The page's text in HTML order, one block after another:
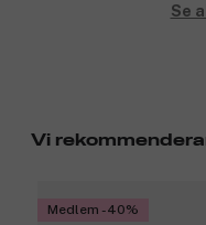
Se
Vi
Medlem -40%